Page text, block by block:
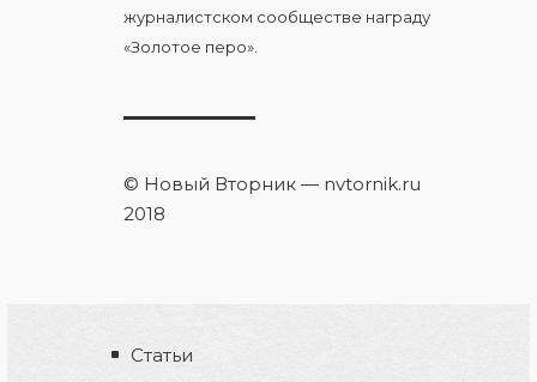
журналистском сообществе награду
«Золотое перо».
© Новый Вторник — nvtornik.ru
2018
Статьи